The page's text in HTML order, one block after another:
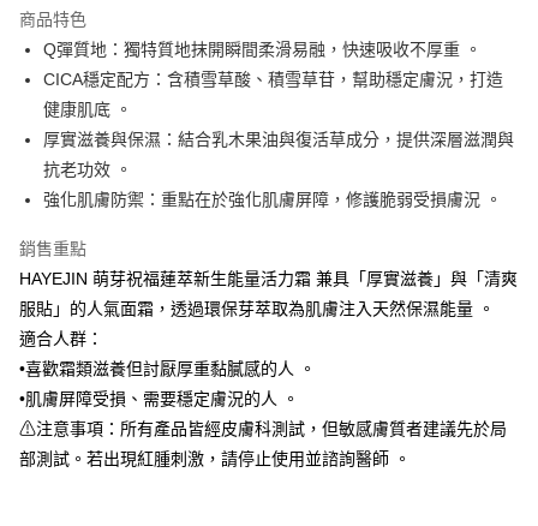
Apple Pay
街口支付
悠遊付
Google Pay
【關於「AFTEE先享後付」】
AFTEE先享後付是「在收到商品之後才付款」的支付方式。 讓您購物簡單
便利好安心！
１．簡單：不需註冊會員、不需綁卡、不需儲值。
２．便利：只要手機號碼，簡訊認證，即可結帳。
３．安心：先確認商品／服務後，再付款。
ATM付款
運送方式
全家取貨付款
每筆NT$80，滿NT$590(含以上)免運費
商品特色
Q彈質地：獨特質地抹開瞬間柔滑易融，快速吸收不厚重 。
CICA穩定配方：含積雪草酸、積雪草苷，幫助穩定膚況，打造
健康肌底 。
厚實滋養與保濕：結合乳木果油與復活草成分，提供深層滋潤與
抗老功效 。
強化肌膚防禦：重點在於強化肌膚屏障，修護脆弱受損膚況 。
銷售重點
HAYEJIN 萌芽祝福蓮萃新生能量活力霜 兼具「厚實滋養」與「清爽
服貼」的人氣面霜，透過環保芽萃取為肌膚注入天然保濕能量 。
適合人群：
•喜歡霜類滋養但討厭厚重黏膩感的人 。
•肌膚屏障受損、需要穩定膚況的人 。
⚠注意事項：所有產品皆經皮膚科測試，但敏感膚質者建議先於局
部測試。若出現紅腫刺激，請停止使用並諮詢醫師 。